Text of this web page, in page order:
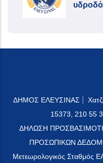
ΔΗΜΟΣ ΕΛΕΥΣΙΝΑΣ
15373, 210 55
ΔΗΛΩΣΗ
ΠΡΟΣΩΠΙΚΩΝ
Μετεωρολογικός Σταθμός